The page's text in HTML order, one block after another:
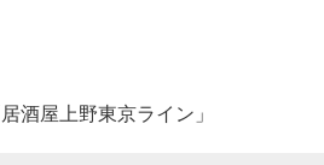
酒屋上野東京ライン」